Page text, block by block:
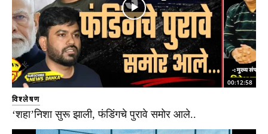
00:12:58
विश्लेषण
‘शहा’निशा सुरू झाली, फंडिंगचे पुरावे समोर आले..